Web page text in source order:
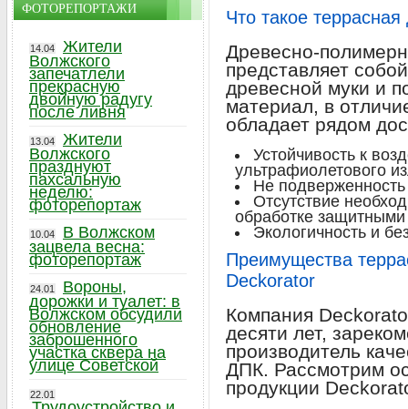
Что такое
Древесно-
представляет
древесной муки и
материал, в
обладает рядом
Устойчивость к
ультрафиолетового
Не
Отсутствие
обработке
Экологичность и
Преимущества
Deckorator
Компания
десяти лет,
производитель
ДПК. Рассмотрим
продукции
ФОТОРЕПОРТАЖИ
14.04
Жители
Волжского
запечатлели
прекрасную
двойную радугу
после ливня
13.04
Жители
Волжского
празднуют
пахсальную
неделю:
фоторепортаж
10.04
В Волжском
зацвела весна:
фоторепортаж
24.01
Вороны,
дорожки и туалет: в
Волжском обсудили
обновление
заброшенного
участка сквера на
улице Советской
22.01